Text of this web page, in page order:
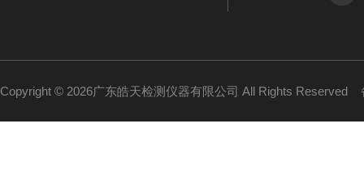
Copyright © 2026广东皓天检测仪器有限公司 All Rights Reserved